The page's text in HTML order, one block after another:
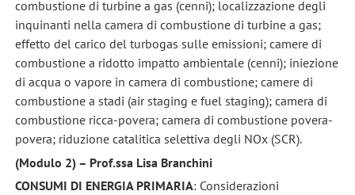
combustione di turbine a gas (cenni); localizzazione degli
inquinanti nella camera di combustione di turbine a gas;
effetto del carico del turbogas sulle emissioni; camere di
combustione a ridotto impatto ambientale (cenni); iniezione
di acqua o vapore in camera di combustione; camere di
combustione a stadi (air staging e fuel staging); camera di
combustione ricca-povera; camera di combustione povera-
povera; riduzione catalitica selettiva degli NOx (SCR).
(Modulo 2) – Prof.ssa Lisa Branchini
CONSUMI DI ENERGIA PRIMARIA: Considerazioni